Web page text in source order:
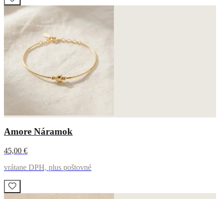
Amore Náramok
45,00 €
vrátane DPH, plus poštovné